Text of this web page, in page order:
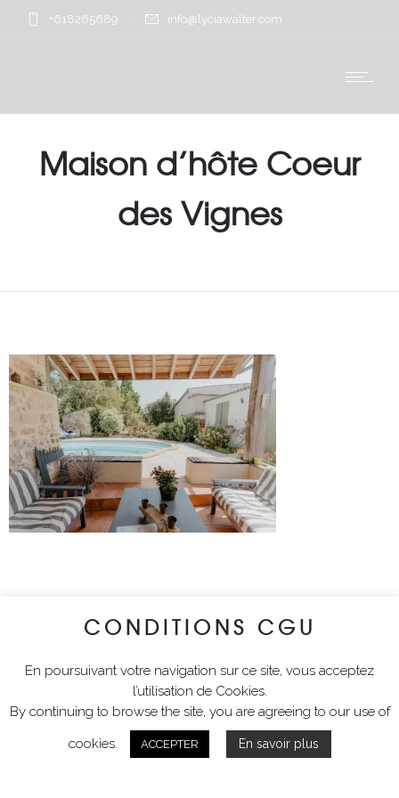
+618265689 info@lyciawalter.com
Maison d’hôte Coeur
des Vignes
CONDITIONS CGU
En poursuivant votre navigation sur ce site, vous acceptez
l’utilisation de Cookies.
By continuing to browse the site, you are agreeing to our use of
cookies.
ACCEPTER En savoir plus